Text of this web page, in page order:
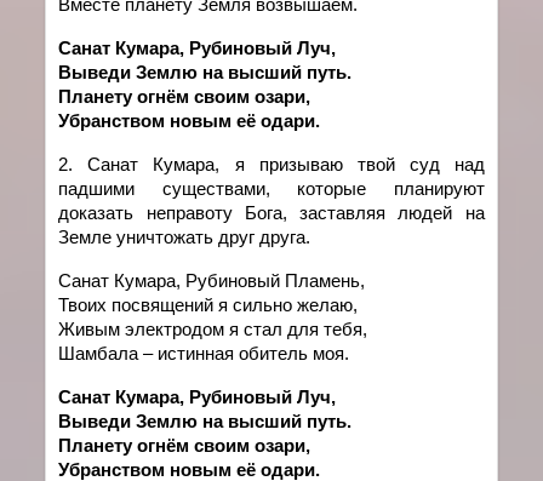
Вместе планету Земля возвышаем.
Санат Кумара, Рубиновый Луч,
Выведи Землю на высший путь.
Планету огнём своим озари,
Убранством новым её одари.
2.Санат Кумара, я призываю
твой суд над
падшими существами, которые планируют
доказать
неправоту
Бога, заставляя людей на
Земле уничтожать друг друга.
Санат Кумара, Рубиновый Пламень,
Твоих посвящений я сильно желаю,
Живым электродом я стал для тебя,
Шамбала – истинная обитель моя.
Санат Кумара, Рубиновый Луч,
Выведи Землю на высший путь.
Планету огнём своим озари,
Убранством новым её одари.